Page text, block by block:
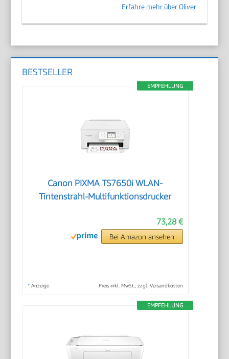
Erfahre mehr über Oliver
BESTSELLER
EMPFEHLUNG
Canon PIXMA TS7650i WLAN-
Tintenstrahl-Multifunktionsdrucker
73,28 €
Bei Amazon ansehen
* Anzeige Preis inkl. MwSt., zzgl. Versandkosten
EMPFEHLUNG